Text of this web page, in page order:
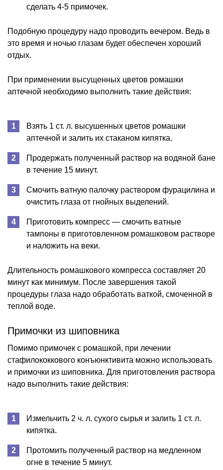
сделать 4-5 примочек.
Подобную процедуру надо проводить вечером. Ведь в
это время и ночью глазам будет обеспечен хороший
отдых.
При применении высущенных цветов ромашки
аптечной необходимо выполнить такие действия:
Взять 1 ст. л. высушенных цветов ромашки
аптечной и залить их стаканом кипятка.
Продержать полученный раствор на водяной бане
в течение 15 минут.
Смочить ватную палочку раствором фурацилина и
очистить глаза от гнойных выделений.
Приготовить компресс — смочить ватные
тампоны в приготовленном ромашковом растворе
и наложить на веки.
Длительность ромашкового компресса составляет 20
минут как минимум. После завершения такой
процедуры глаза надо обработать ваткой, смоченной в
теплой воде.
Примочки из шиповника
Помимо примочек с ромашкой, при лечении
стафилококкового конъюнктивита можно использовать
и примочки из шиповника. Для приготовления раствора
надо выполнить такие действия:
Измельчить 2 ч. л. сухого сырья и залить 1 ст. л.
кипятка.
Протомить полученный раствор на медленном
огне в течение 5 минут.